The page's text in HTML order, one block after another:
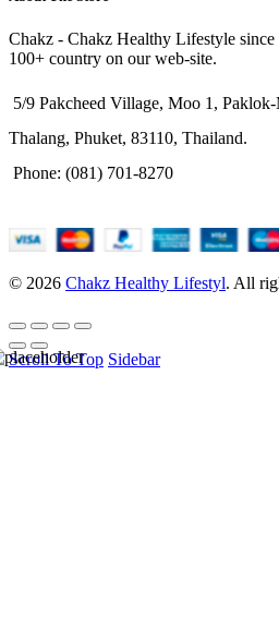
Chakz - Chakz Healthy Lifestyle
100+ country on our web-site.
5/9 Pakcheed Village, Moo 1,
Thalang, Phuket, 83110, Thailand.
Phone: (081) 701-8270
© 2026 Chakz Healthy Lifestyl. All
Scroll To Top Sidebar